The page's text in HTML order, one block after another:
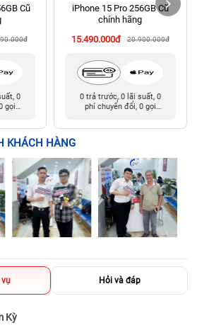
Tân Sơn Nhất, Hồ Chí Minh (Tân Bình
Cũ
0
gọi
iPhone 15 Pro 256GB Cũ
chính hãng
15.490.000đ
20.900.000đ
0 trả trước, 0 lãi suất, 0
phí chuyển đổi, 0 gọi
KHÁCH HÀNG
Hỏi và đáp
Kỳ